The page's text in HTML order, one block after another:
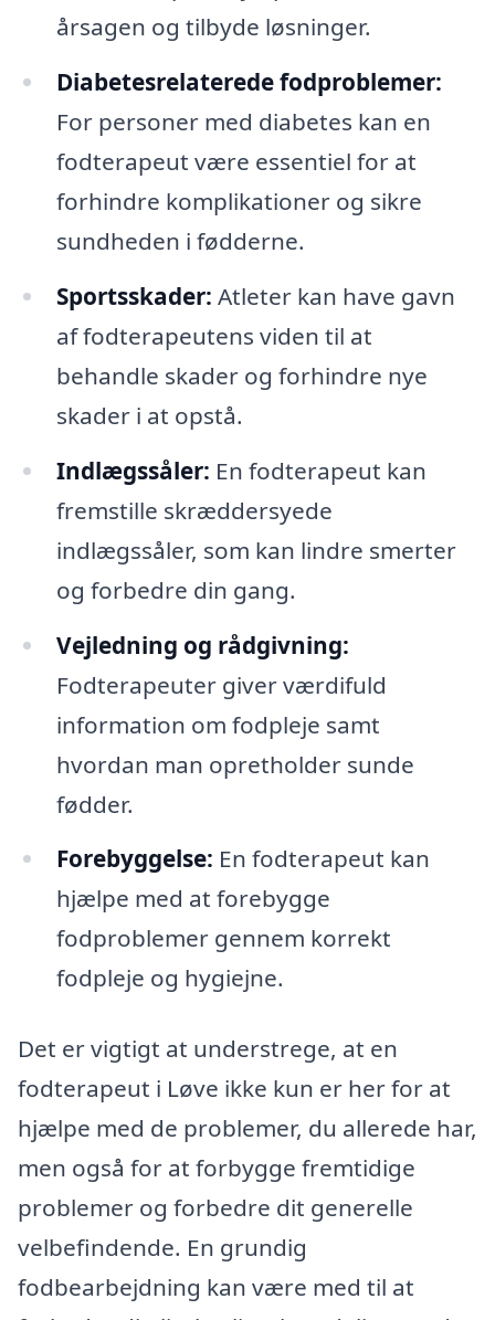
årsagen og tilbyde løsninger.
Diabetesrelaterede fodproblemer:
For personer med diabetes kan en
fodterapeut være essentiel for at
forhindre komplikationer og sikre
sundheden i fødderne.
Sportsskader: Atleter kan have gavn
af fodterapeutens viden til at
behandle skader og forhindre nye
skader i at opstå.
Indlægssåler: En fodterapeut kan
fremstille skræddersyede
indlægssåler, som kan lindre smerter
og forbedre din gang.
Vejledning og rådgivning:
Fodterapeuter giver værdifuld
information om fodpleje samt
hvordan man opretholder sunde
fødder.
Forebyggelse: En fodterapeut kan
hjælpe med at forebygge
fodproblemer gennem korrekt
fodpleje og hygiejne.
Det er vigtigt at understrege, at en
fodterapeut i Løve ikke kun er her for at
hjælpe med de problemer, du allerede har,
men også for at forbygge fremtidige
problemer og forbedre dit generelle
velbefindende. En grundig
fodbearbejdning kan være med til at